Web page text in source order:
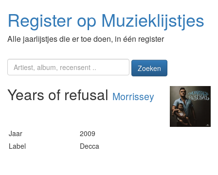
Register op Muzieklijstjes
Alle jaarlijstjes die er toe doen, in één register
Zoeken
Years of refusal Morrissey
Jaar
2009
Label
Decca